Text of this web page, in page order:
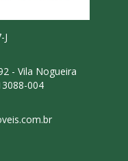
J
- Vila Nogueira
004